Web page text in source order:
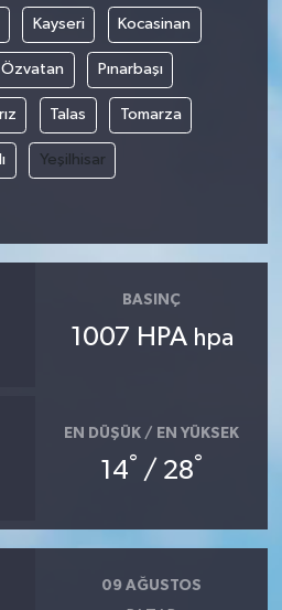
Kayseri Kocasinan
Özvatan Pınarbaşı
Talas Tomarza
Yeşilhisar
BASINÇ
1007 HPA hpa
EN DÜŞÜK / EN YÜKSEK
14° / 28°
09 AĞUSTOS